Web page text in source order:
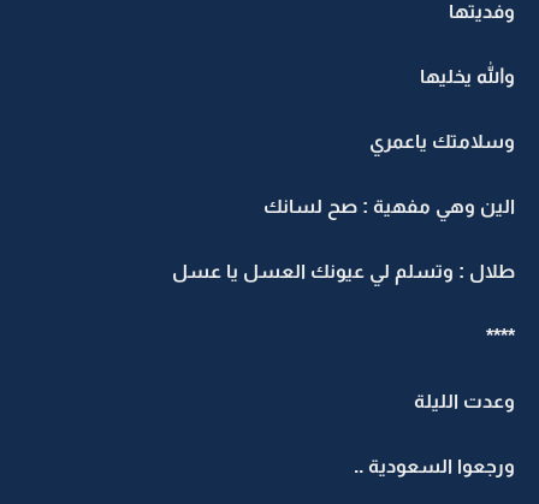
وفديتها
والله يخليها
وسلامتك ياعمري
الين وهي مفهية : صح لسانك
طلال : وتسلم لي عيونك العسل يا عسل
****
وعدت الليلة
ورجعوا السعودية ..